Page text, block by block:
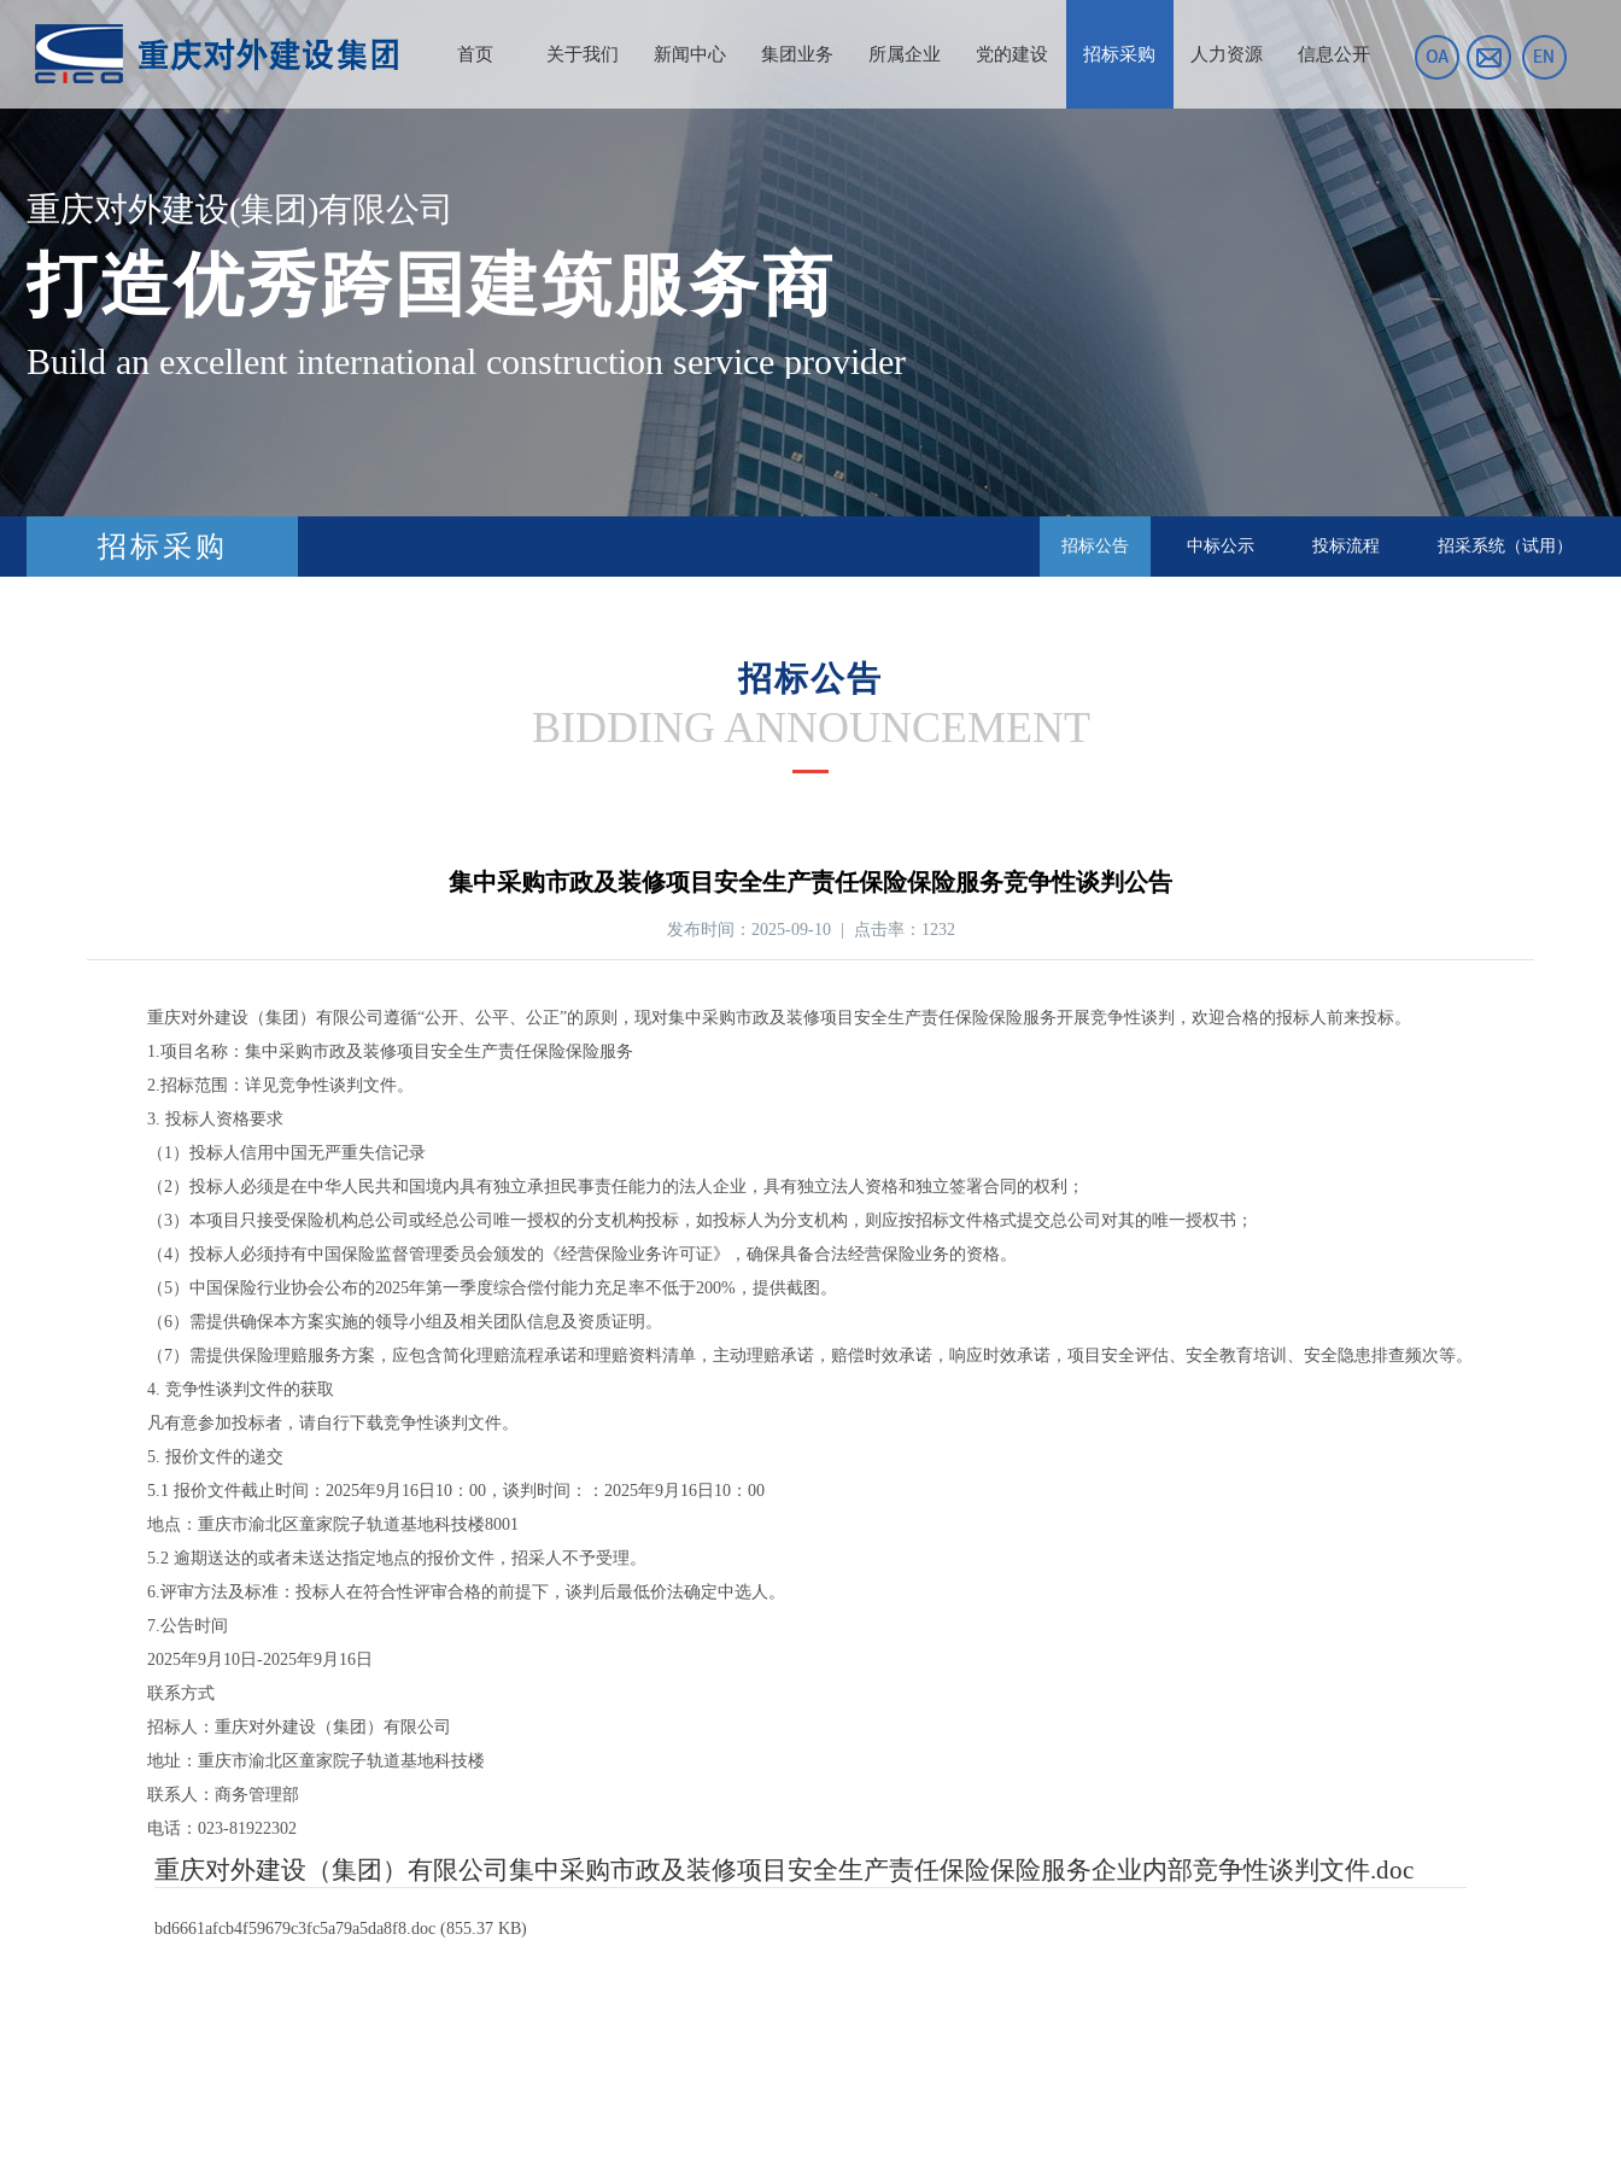
首页 关于我们 新闻中心 集团业务 所属企业 党的建设 招标采购 人力资源 信息公开
重庆对外建设(集团)有限公司
打造优秀跨国建筑服务商
Build an excellent international construction service provider
招标采购 招标公告 中标公示 投标流程 招采系统（试用）
招标公告
BIDDING ANNOUNCEMENT
集中采购市政及装修项目安全生产责任保险保险服务竞争性谈判公告
发布时间：2025-09-10 | 点击率：1232
重庆对外建设（集团）有限公司遵循“公开、公平、公正”的原则，现对集中采购市政及装修项目安全生产责任保险保险服务开展竞争性谈判，欢迎合格的报标人前来投标。
1.项目名称：集中采购市政及装修项目安全生产责任保险保险服务
2.招标范围：详见竞争性谈判文件。
3. 投标人资格要求
（1）投标人信用中国无严重失信记录
（2）投标人必须是在中华人民共和国境内具有独立承担民事责任能力的法人企业，具有独立法人资格和独立签署合同的权利；
（3）本项目只接受保险机构总公司或经总公司唯一授权的分支机构投标，如投标人为分支机构，则应按招标文件格式提交总公司对其的唯一授权书；
（4）投标人必须持有中国保险监督管理委员会颁发的《经营保险业务许可证》，确保具备合法经营保险业务的资格。
（5）中国保险行业协会公布的2025年第一季度综合偿付能力充足率不低于200%，提供截图。
（6）需提供确保本方案实施的领导小组及相关团队信息及资质证明。
（7）需提供保险理赔服务方案，应包含简化理赔流程承诺和理赔资料清单，主动理赔承诺，赔偿时效承诺，响应时效承诺，项目安全评估、安全教育培训、安全隐患排查频次等。
4. 竞争性谈判文件的获取
凡有意参加投标者，请自行下载竞争性谈判文件。
5. 报价文件的递交
5.1 报价文件截止时间：2025年9月16日10：00，谈判时间：：2025年9月16日10：00
地点：重庆市渝北区童家院子轨道基地科技楼8001
5.2 逾期送达的或者未送达指定地点的报价文件，招采人不予受理。
6.评审方法及标准：投标人在符合性评审合格的前提下，谈判后最低价法确定中选人。
7.公告时间
2025年9月10日-2025年9月16日
联系方式
招标人：重庆对外建设（集团）有限公司
地址：重庆市渝北区童家院子轨道基地科技楼
联系人：商务管理部
电话：023-81922302
重庆对外建设（集团）有限公司集中采购市政及装修项目安全生产责任保险保险服务企业内部竞争性谈判文件.doc
bd6661afcb4f59679c3fc5a79a5da8f8.doc (855.37 KB)